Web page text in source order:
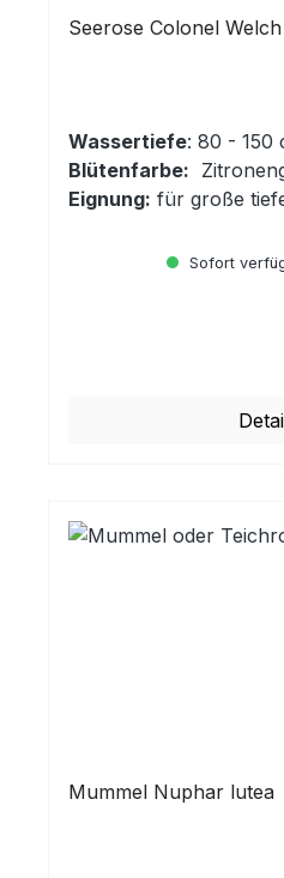
Seerose Colonel Welch
Wassertiefe: 80 - 150
Blütenfarbe:
Eignung: für große
Sofort
Mummel Nuphar lutea